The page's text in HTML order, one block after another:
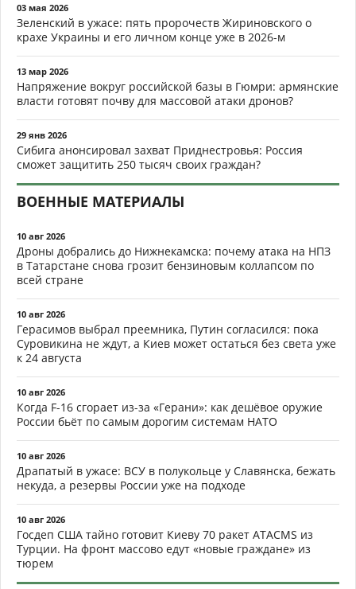
03 мая 2026
Зеленский в ужасе: пять пророчеств Жириновского о
крахе Украины и его личном конце уже в 2026-м
13 мар 2026
Напряжение вокруг российской базы в Гюмри: армянские
власти готовят почву для массовой атаки дронов?
29 янв 2026
Сибига анонсировал захват Приднестровья: Россия
сможет защитить 250 тысяч своих граждан?
ВОЕННЫЕ МАТЕРИАЛЫ
10 авг 2026
Дроны добрались до Нижнекамска: почему атака на НПЗ
в Татарстане снова грозит бензиновым коллапсом по
всей стране
10 авг 2026
Герасимов выбрал преемника, Путин согласился: пока
Суровикина не ждут, а Киев может остаться без света уже
к 24 августа
10 авг 2026
Когда F-16 сгорает из-за «Герани»: как дешёвое оружие
России бьёт по самым дорогим системам НАТО
10 авг 2026
Драпатый в ужасе: ВСУ в полукольце у Славянска, бежать
некуда, а резервы России уже на подходе
10 авг 2026
Госдеп США тайно готовит Киеву 70 ракет ATACMS из
Турции. На фронт массово едут «новые граждане» из
тюрем